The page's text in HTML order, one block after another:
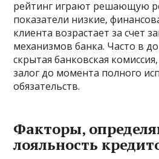
рейтинг играют решающую
показатели низкие‚
клиента возрастает за счет
механизмов банка. Часто в
скрытая банковская
залог до момента полного
обязательств.
Факторы‚
лояльность